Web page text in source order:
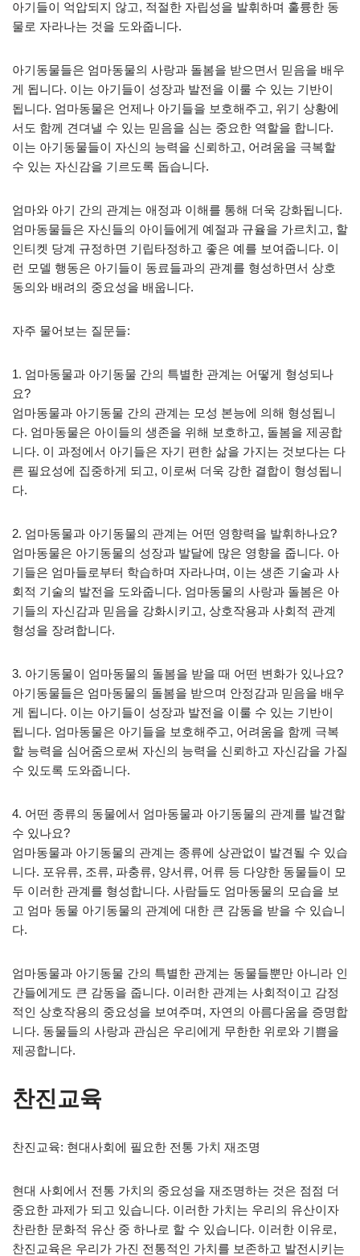
아기들이 억압되지 않고, 적절한 자립성을 발휘하며 훌륭한 동
물로 자라나는 것을 도와줍니다.
아기동물들은 엄마동물의 사랑과 돌봄을 받으면서 믿음을 배우
게 됩니다. 이는 아기들이 성장과 발전을 이룰 수 있는 기반이
됩니다. 엄마동물은 언제나 아기들을 보호해주고, 위기 상황에
서도 함께 견뎌낼 수 있는 믿음을 심는 중요한 역할을 합니다.
이는 아기동물들이 자신의 능력을 신뢰하고, 어려움을 극복할
수 있는 자신감을 기르도록 돕습니다.
엄마와 아기 간의 관계는 애정과 이해를 통해 더욱 강화됩니다.
엄마동물들은 자신들의 아이들에게 예절과 규율을 가르치고, 할
인티켓 당계 규정하면 기립타정하고 좋은 예를 보여줍니다. 이
런 모델 행동은 아기들이 동료들과의 관계를 형성하면서 상호
동의와 배려의 중요성을 배웁니다.
자주 물어보는 질문들:
1. 엄마동물과 아기동물 간의 특별한 관계는 어떻게 형성되나
요?
엄마동물과 아기동물 간의 관계는 모성 본능에 의해 형성됩니
다. 엄마동물은 아이들의 생존을 위해 보호하고, 돌봄을 제공합
니다. 이 과정에서 아기들은 자기 편한 삶을 가지는 것보다는 다
른 필요성에 집중하게 되고, 이로써 더욱 강한 결합이 형성됩니
다.
2. 엄마동물과 아기동물의 관계는 어떤 영향력을 발휘하나요?
엄마동물은 아기동물의 성장과 발달에 많은 영향을 줍니다. 아
기들은 엄마들로부터 학습하며 자라나며, 이는 생존 기술과 사
회적 기술의 발전을 도와줍니다. 엄마동물의 사랑과 돌봄은 아
기들의 자신감과 믿음을 강화시키고, 상호작용과 사회적 관계
형성을 장려합니다.
3. 아기동물이 엄마동물의 돌봄을 받을 때 어떤 변화가 있나요?
아기동물들은 엄마동물의 돌봄을 받으며 안정감과 믿음을 배우
게 됩니다. 이는 아기들이 성장과 발전을 이룰 수 있는 기반이
됩니다. 엄마동물은 아기들을 보호해주고, 어려움을 함께 극복
할 능력을 심어줌으로써 자신의 능력을 신뢰하고 자신감을 가질
수 있도록 도와줍니다.
4. 어떤 종류의 동물에서 엄마동물과 아기동물의 관계를 발견할
수 있나요?
엄마동물과 아기동물의 관계는 종류에 상관없이 발견될 수 있습
니다. 포유류, 조류, 파충류, 양서류, 어류 등 다양한 동물들이 모
두 이러한 관계를 형성합니다. 사람들도 엄마동물의 모습을 보
고 엄마 동물 아기동물의 관계에 대한 큰 감동을 받을 수 있습니
다.
엄마동물과 아기동물 간의 특별한 관계는 동물들뿐만 아니라 인
간들에게도 큰 감동을 줍니다. 이러한 관계는 사회적이고 감정
적인 상호작용의 중요성을 보여주며, 자연의 아름다움을 증명합
니다. 동물들의 사랑과 관심은 우리에게 무한한 위로와 기쁨을
제공합니다.
찬진교육
찬진교육: 현대사회에 필요한 전통 가치 재조명
현대 사회에서 전통 가치의 중요성을 재조명하는 것은 점점 더
중요한 과제가 되고 있습니다. 이러한 가치는 우리의 유산이자
찬란한 문화적 유산 중 하나로 할 수 있습니다. 이러한 이유로,
찬진교육은 우리가 가진 전통적인 가치를 보존하고 발전시키는